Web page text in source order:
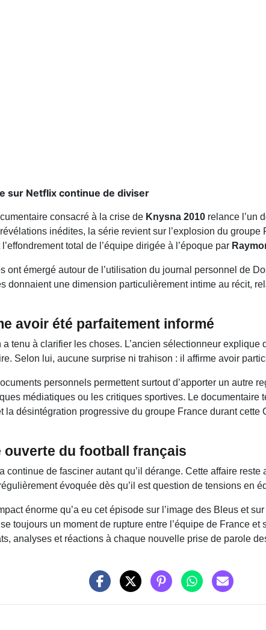
sur Netflix continue de diviser
consacré à la crise de Knysna 2010 relance l’un
inédites, la série revient sur l’explosion du
total de l’équipe dirigée à l’époque par
ont émergé autour de l’utilisation du journal personnel de
donnaient une dimension particulièrement intime au récit,
avoir été parfaitement informé
tenu à clarifier les choses. L’ancien sélectionneur explique
Selon lui, aucune surprise ni trahison : il affirme avoir
personnels permettent surtout d’apporter un autre
médiatiques ou les critiques sportives. Le documentaire
la désintégration progressive du groupe France durant
du football français
continue de fasciner autant qu’il dérange. Cette affaire
évoquée dès qu’il est question de tensions en
énorme qu’a eu cet épisode sur l’image des Bleus et
toujours un moment de rupture entre l’équipe de France
analyses et réactions à chaque nouvelle prise de parole